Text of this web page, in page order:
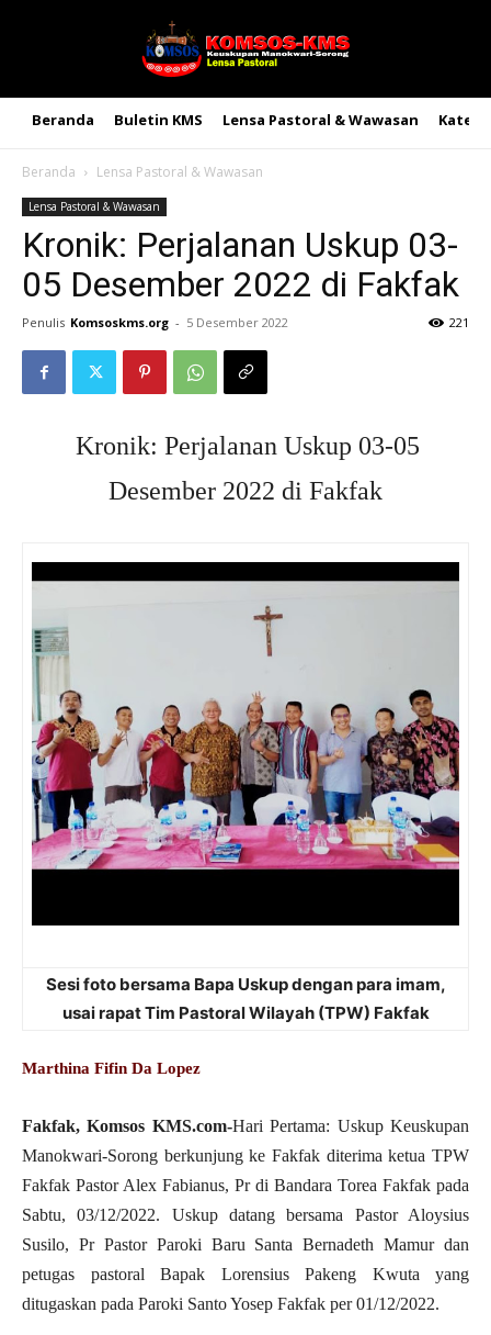
Beranda Buletin KMS Lensa Pastoral & Wawasan
Beranda Lensa Pastoral & Wawasan
Lensa Pastoral & Wawasan
Kronik: Perjalanan Uskup 03-
05 Desember 2022 di Fakfak
Penulis Komsoskms.org - 5 Desember 2022 221
Kronik: Perjalanan Uskup 03-05
Desember 2022 di Fakfak
Sesi foto bersama Bapa Uskup dengan para imam,
usai rapat Tim Pastoral Wilayah (TPW) Fakfak
Marthina Fifin Da Lopez
Fakfak, Komsos KMS.com-Hari Pertama: Uskup Keuskupan
Manokwari-Sorong berkunjung ke Fakfak diterima ketua TPW
Fakfak Pastor Alex Fabianus, Pr di Bandara Torea Fakfak pada
Sabtu, 03/12/2022. Uskup datang bersama Pastor Aloysius
Susilo, Pr Pastor Paroki Baru Santa Bernadeth Mamur dan
petugas pastoral Bapak Lorensius Pakeng Kwuta yang
ditugaskan pada Paroki Santo Yosep Fakfak per 01/12/2022.